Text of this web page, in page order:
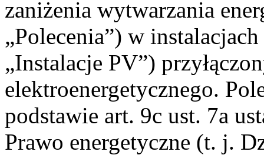
zaniżenia wytwarzania
„Polecenia”) w
„Instalacje PV”)
elektroenergetycznego.
podstawie art. 9c ust. 7a
Prawo energetyczne (t. j.